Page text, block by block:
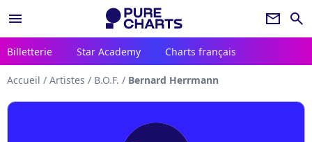
menu newsletter search
Billetterie Star Academy Charts français
Accueil / Artistes / B.O.F. / Bernard Herrmann